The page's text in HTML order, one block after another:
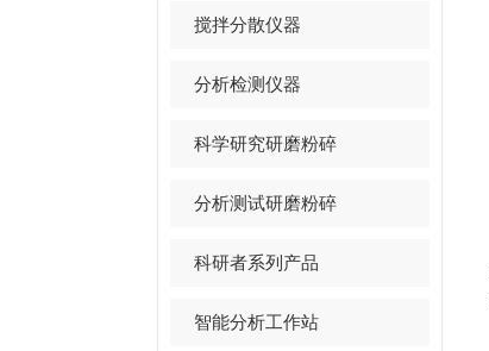
搅拌分散仪器
分析检测仪器
科学研究研磨粉碎
分析测试研磨粉碎
科研者系列产品
智能分析工作站